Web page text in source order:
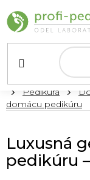
na
obsah
DomovPedikúra
domácu pedikúru
Luxusná
pedikúru